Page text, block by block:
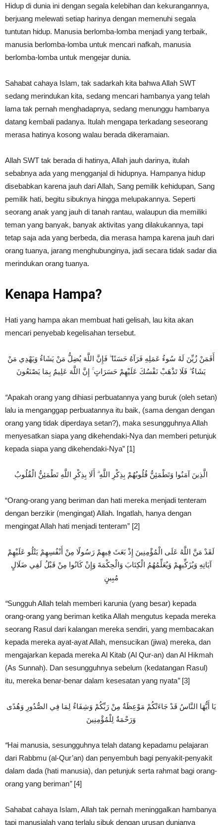
Hidup di dunia ini dengan segala kelebihan dan kekurangannya,
berjuang melewati setiap harinya dengan memenuhi segala
tuntutan hidup. Manusia berlomba-lomba menjadi yang terbaik,
manusia berlomba-lomba untuk mencari nafkah, manusia
berlomba-lomba untuk mengejar dunia.
Sahabat cahaya Islam, tak sadarkah kita bahwa Allah SWT
sedang merindukan kita, sedang mencari hambanya yang telah
lama tak pernah menghadapnya, sedang menunggu hambanya
datang kembali padanya. Itulah mengapa terkadang seseorang
merasa hatinya kosong walau berada dikeramaian.
Allah SWT tak berada di hatinya, Allah jauh darinya, itulah
sebabnya ada yang mengganjal di hidupnya. Hampanya hidup
disebabkan karena jauh dari Allah, Sang pemilik kehidupan, Sang
pemilik hati, begitu sibuknya hingga melupakannya. Seperti
seorang anak yang jauh di tanah rantau, walaupun dia memiliki
teman yang banyak, banyak aktivitas yang dilakukannya, tapi
tetap saja ada yang berbeda, dia merasa hampa karena jauh dari
orang tuanya, jarang menghubunginya, jadi secara tidak sadar dia
merindukan orang tuanya.
Kenapa Hampa?
Hati yang hampa akan membuat hati gelisah, lau kita akan
mencari penyebab kegelisahan tersebut.
أَفَمَنْ زُيِّنَ لَهُ سُوءُ عَمَلِهِ فَرَآهُ حَسَنًا ۖ فَإِنَّ اللَّهَ يُضِلُّ مَنْ يَشَاءُ وَيَهْدِي مَنْ
يَشَاءُ ۖ فَلَا تَذْهَبْ نَفْسُكَ عَلَيْهِمْ حَسَرَاتٍ ۚ إِنَّ اللَّهَ عَلِيمٌ بِمَا يَصْنَعُونَ
“Apakah orang yang dihiasi perbuatannya yang buruk (oleh setan)
lalu ia menganggap perbuatannya itu baik, (sama dengan dengan
orang yang tidak diperdaya setan?), maka sesungguhnya Allah
menyesatkan siapa yang dikehendaki-Nya dan memberi petunjuk
kepada siapa yang dikehendaki-Nya” [1]
الَّذِينَ آمَنُوا وَتَطْمَئِنُّ قُلُوبُهُمْ بِذِكْرِ اللَّهِ ۗ أَلَا بِذِكْرِ اللَّهِ تَطْمَئِنُّ الْقُلُوبُ
“Orang-orang yang beriman dan hati mereka menjadi tenteram
dengan berzikir (mengingat) Allah. Ingatlah, hanya dengan
mengingat Allah hati menjadi tenteram” [2]
لَقَدْ مَنَّ اللَّهُ عَلَى الْمُؤْمِنِينَ إِذْ بَعَثَ فِيهِمْ رَسُولًا مِنْ أَنْفُسِهِمْ يَتْلُو عَلَيْهِمْ
آيَاتِهِ وَيُزَكِّيهِمْ وَيُعَلِّمُهُمُ الْكِتَابَ وَالْحِكْمَةَ وَإِنْ كَانُوا مِنْ قَبْلُ لَفِي ضَلَالٍ
مُبِينٍ
“Sungguh Allah telah memberi karunia (yang besar) kepada
orang-orang yang beriman ketika Allah mengutus kepada mereka
seorang Rasul dari kalangan mereka sendiri, yang membacakan
kepada mereka ayat-ayat Allah, mensucikan (jiwa) mereka, dan
mengajarkan kepada mereka Al Kitab (Al Qur-an) dan Al Hikmah
(As Sunnah). Dan sesungguhnya sebelum (kedatangan Rasul)
itu, mereka benar-benar dalam kesesatan yang nyata” [3]
يَا أَيُّهَا النَّاسُ قَدْ جَاءَتْكُمْ مَوْعِظَةٌ مِنْ رَبِّكُمْ وَشِفَاءٌ لِمَا فِي الصُّدُورِ وَهُدًى
وَرَحْمَةٌ لِلْمُؤْمِنِينَ
“Hai manusia, sesungguhnya telah datang kepadamu pelajaran
dari Rabbmu (al-Qur’an) dan penyembuh bagi penyakit-penyakit
dalam dada (hati manusia), dan petunjuk serta rahmat bagi orang-
orang yang beriman” [4]
Sahabat cahaya Islam, Allah tak pernah meninggalkan hambanya
tapi manusialah yang terlalu sibuk dengan urusan dunianya